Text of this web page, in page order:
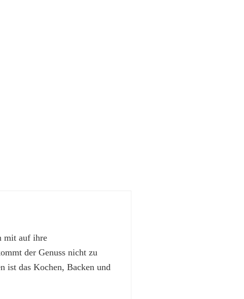
mit auf ihre
der Genuss nicht zu
ist das Kochen, Backen und